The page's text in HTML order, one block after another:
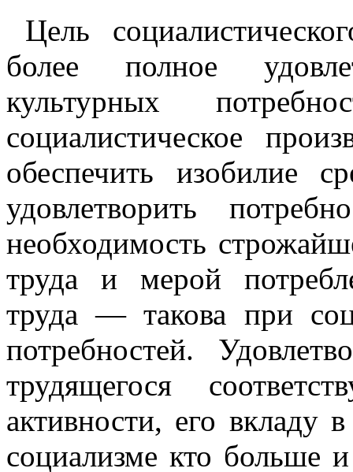
Цель
более полное
культурных
социалистическое
обеспечить изобилие
удовлетворить
необходимость
труда и мерой
труда — такова при
потребностей.
трудящегося
активности, его вкладу
социализме кто больше